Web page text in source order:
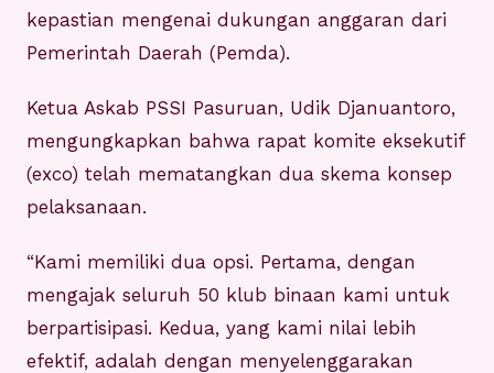
kepastian mengenai dukungan anggaran dari
Pemerintah Daerah (Pemda).
Ketua Askab PSSI Pasuruan, Udik Djanuantoro,
mengungkapkan bahwa rapat komite eksekutif
(exco) telah mematangkan dua skema konsep
pelaksanaan.
“Kami memiliki dua opsi. Pertama, dengan
mengajak seluruh 50 klub binaan kami untuk
berpartisipasi. Kedua, yang kami nilai lebih
efektif, adalah dengan menyelenggarakan